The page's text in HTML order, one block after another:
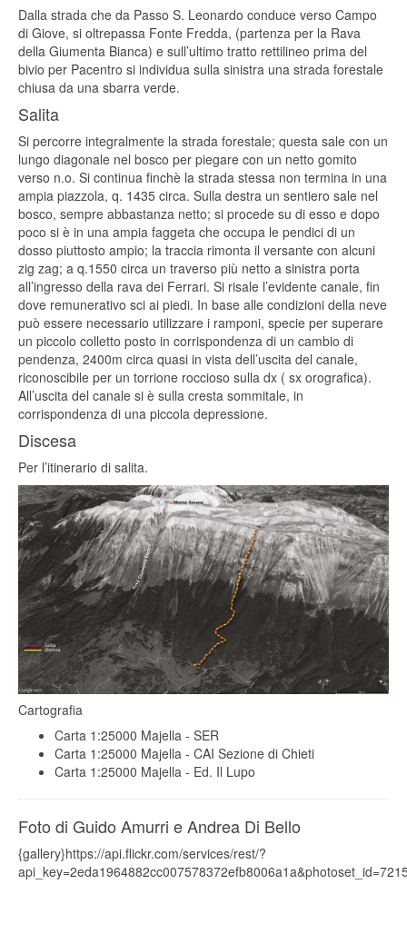
Dalla strada che da Passo S. Leonardo conduce verso Campo
di Giove, si oltrepassa Fonte Fredda, (partenza per la Rava
della Giumenta Bianca) e sull’ultimo tratto rettilineo prima del
bivio per Pacentro si individua sulla sinistra una strada forestale
chiusa da una sbarra verde.
Salita
Si percorre integralmente la strada forestale; questa sale con un
lungo diagonale nel bosco per piegare con un netto gomito
verso n.o. Si continua finchè la strada stessa non termina in una
ampia piazzola, q. 1435 circa. Sulla destra un sentiero sale nel
bosco, sempre abbastanza netto; si procede su di esso e dopo
poco si è in una ampia faggeta che occupa le pendici di un
dosso piuttosto ampio; la traccia rimonta il versante con alcuni
zig zag; a q.1550 circa un traverso più netto a sinistra porta
all’ingresso della rava dei Ferrari. Si risale l’evidente canale, fin
dove remunerativo sci ai piedi. In base alle condizioni della neve
può essere necessario utilizzare i ramponi, specie per superare
un piccolo colletto posto in corrispondenza di un cambio di
pendenza, 2400m circa quasi in vista dell’uscita del canale,
riconoscibile per un torrione roccioso sulla dx ( sx orografica).
All’uscita del canale si è sulla cresta sommitale, in
corrispondenza di una piccola depressione.
Discesa
Per l’itinerario di salita.
Cartografia
Carta 1:25000 Majella - SER
Carta 1:25000 Majella - CAI Sezione di Chieti
Carta 1:25000 Majella - Ed. Il Lupo
Foto di Guido Amurri e Andrea Di Bello
{gallery}https://api.flickr.com/services/rest/?